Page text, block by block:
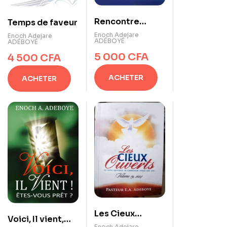
Temps de faveur
Enoch Adejare
ADÉBOYÉ
4 500 CFA
ACHETER
Rencontre
Divine
Enoch Adejare
ADÉBOYÉ
5 000 CFA
ACHETER
Voici, Il vient,
Les Cieux